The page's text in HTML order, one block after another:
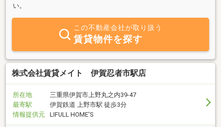
い。
この不動産会社が取り扱う
賃貸物件を探す
株式会社賃貸メイト 伊賀忍者市駅店
所在地
三重県伊賀市上野丸之内39-47
最寄駅
伊賀鉄道 上野市駅 徒歩3分
情報提供元
LIFULL HOME'S